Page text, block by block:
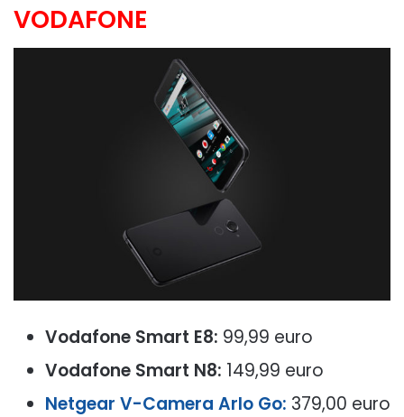
VODAFONE
Vodafone Smart E8: 99,99 euro
Vodafone Smart N8: 149,99 euro
Netgear V-Camera Arlo Go: 379,00 euro